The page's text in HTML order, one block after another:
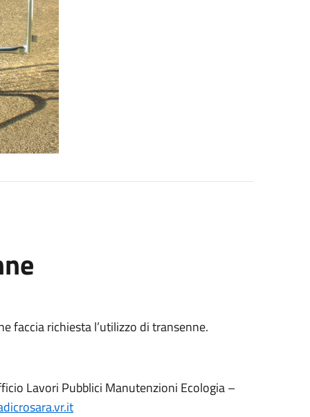
faccia richiesta l’utilizzo di transenne.
Lavori Pubblici Manutenzioni Ecologia –